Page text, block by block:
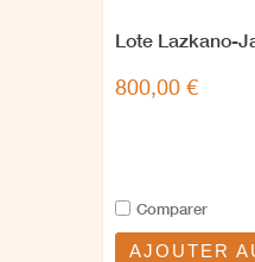
Lote Lazkano-
800,00 €
Comparer
AJOUTER